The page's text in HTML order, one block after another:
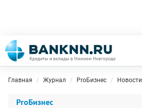
Главная Журнал ProБизнес Новости
ProБизнес